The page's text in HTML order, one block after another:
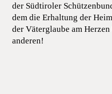
der Südtiroler
dem die Erhaltung der
der Väterglaube am
anderen!